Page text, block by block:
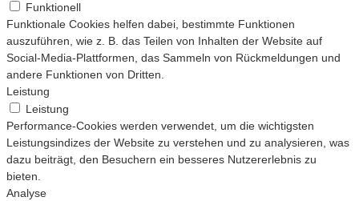
Funktionell
Funktionale Cookies helfen dabei, bestimmte Funktionen
auszuführen, wie z. B. das Teilen von Inhalten der Website auf
Social-Media-Plattformen, das Sammeln von Rückmeldungen und
andere Funktionen von Dritten.
Leistung
Leistung
Performance-Cookies werden verwendet, um die wichtigsten
Leistungsindizes der Website zu verstehen und zu analysieren, was
dazu beiträgt, den Besuchern ein besseres Nutzererlebnis zu
bieten.
Analyse